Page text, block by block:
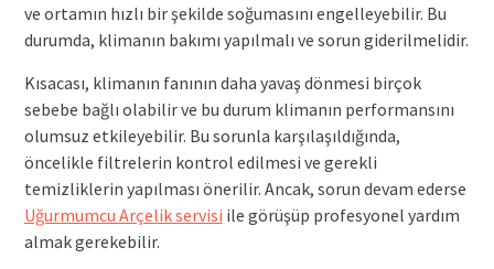
ve ortamın hızlı bir şekilde soğumasını engelleyebilir. Bu
durumda, klimanın bakımı yapılmalı ve sorun giderilmelidir.
Kısacası, klimanın fanının daha yavaş dönmesi birçok
sebebe bağlı olabilir ve bu durum klimanın performansını
olumsuz etkileyebilir. Bu sorunla karşılaşıldığında,
öncelikle filtrelerin kontrol edilmesi ve gerekli
temizliklerin yapılması önerilir. Ancak, sorun devam ederse
Uğurmumcu Arçelik servisi ile görüşüp profesyonel yardım
almak gerekebilir.